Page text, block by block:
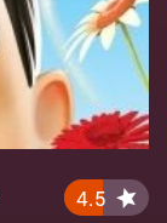
4.5